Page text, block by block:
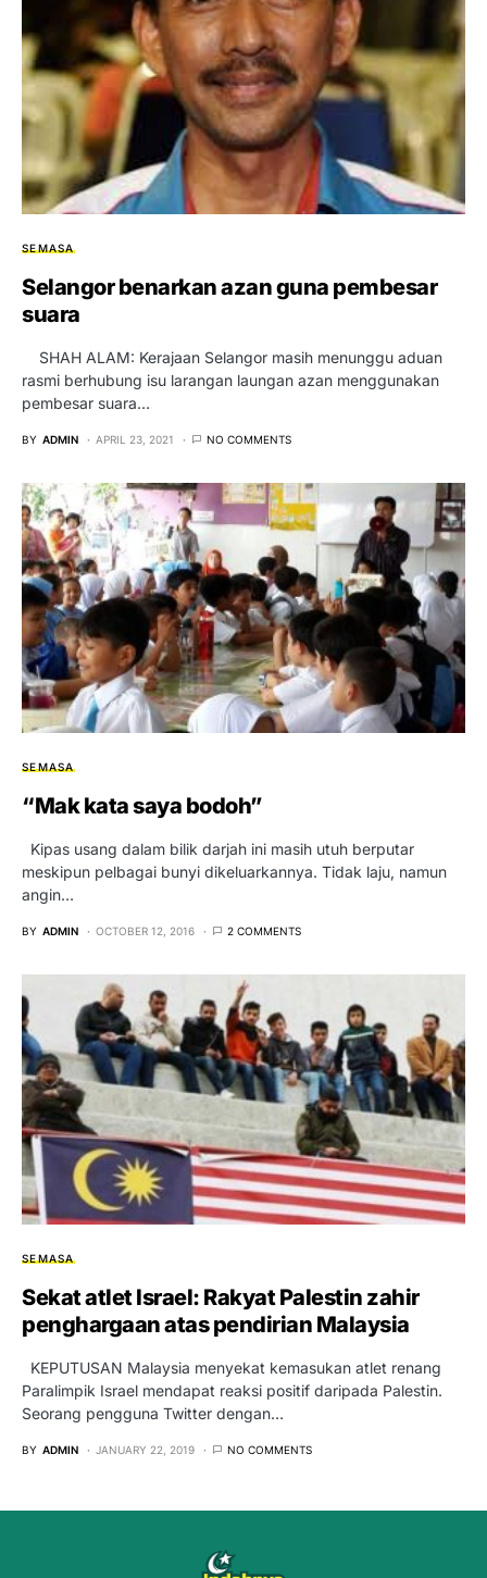
SEMASA
Selangor benarkan azan guna pembesar
suara
SHAH ALAM: Kerajaan Selangor masih menunggu aduan
rasmi berhubung isu larangan laungan azan menggunakan
pembesar suara…
BY ADMIN APRIL 23, 2021 NO COMMENTS
SEMASA
“Mak kata saya bodoh”
Kipas usang dalam bilik darjah ini masih utuh berputar
meskipun pelbagai bunyi dikeluarkannya. Tidak laju, namun
angin…
BY ADMIN OCTOBER 12, 2016 2 COMMENTS
SEMASA
Sekat atlet Israel: Rakyat Palestin zahir
penghargaan atas pendirian Malaysia
KEPUTUSAN Malaysia menyekat kemasukan atlet renang
Paralimpik Israel mendapat reaksi positif daripada Palestin.
Seorang pengguna Twitter dengan…
BY ADMIN JANUARY 22, 2019 NO COMMENTS